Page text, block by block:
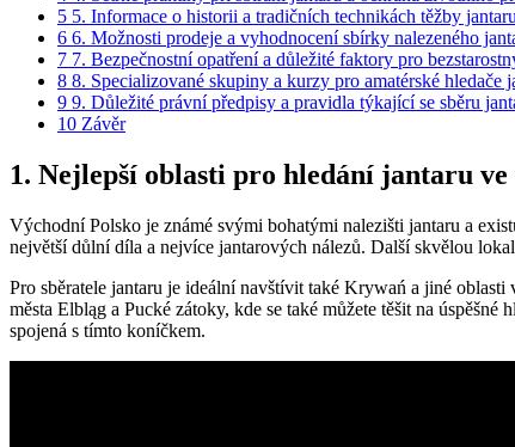
5 5. Informace o historii a tradičních technikách těžby
6 6. Možnosti prodeje a vyhodnocení sbírky nalezeného
7 7. Bezpečnostní opatření a důležité faktory pro
8 8. Specializované skupiny a kurzy pro amatérské hledače
9 9. Důležité právní předpisy a pravidla týkající se sběru
10 Závěr
1. Nejlepší oblasti pro hledání jantaru
Východní Polsko je známé svými bohatými nalezišti jantaru a
největší důlní díla a nejvíce jantarových nálezů. Další skvělou
Pro sběratele jantaru je ideální navštívit také Krywań a jiné
města Elbląg a Pucké zátoky, kde se také můžete těšit na
spojená s tímto koníčkem.